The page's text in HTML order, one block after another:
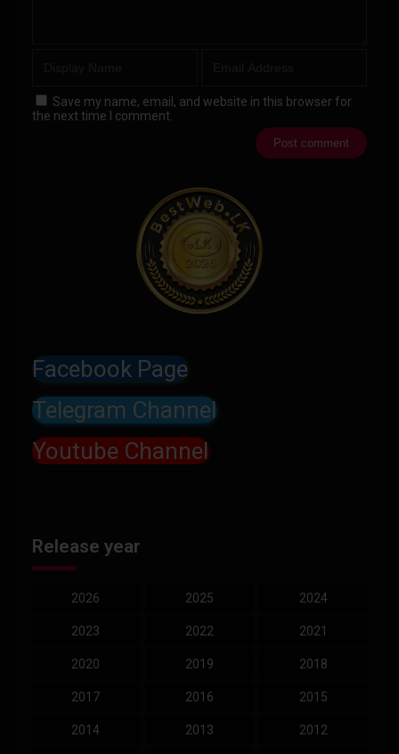
Save my name, email, and website in this browser for
the next time I comment.
Facebook Page
Telegram Channel
Youtube Channel
Release year
2026 2025 2024
2023 2022 2021
2020 2019 2018
2017 2016 2015
2014 2013 2012